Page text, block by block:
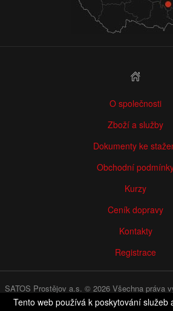
O společnosti
Zboží a služby
Dokumenty ke
Obchodní
Kurzy
Ceník dopravy
Kontakty
Registrace
SATOS Prostějov a.s. © 2026 Všechna práva
osobních údajů
Tento web používá k poskytování služeb